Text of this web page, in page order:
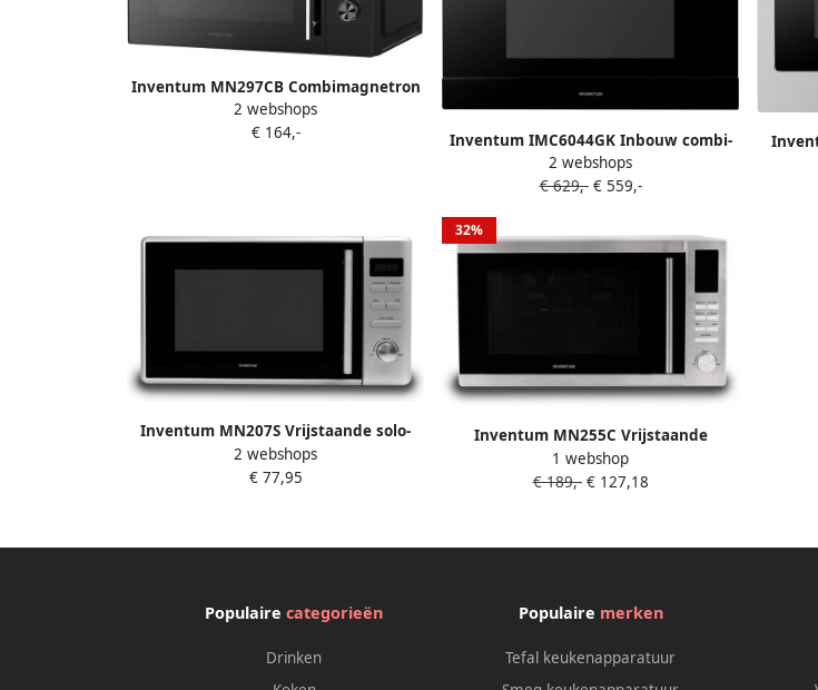
Inventum MN297CB Combimagnetron
29L 1000W Hetelucht- en grillfunctie
10 kookprogramma's 4 combistanden
2 webshops
€ 164,-
Inventum IMC6044GK Inbouw combi-
oven Hetelucht Magnetron Grill 44
liter 45 cm hoog Tot 230 graden Zwart
2 webshops
€ 629,-€ 559,-
liter
Inventum MN207S Vrijstaande solo-
magnetron 20 liter 800 watt 8
kookprogramma's RVS Zwart
2 webshops
€ 77,95
32%
Inventum MN255C Vrijstaande
combimagnetron Heteluchtoven Grill
25 liter 900 watt 10 kookprogramma's
1 webshop
€ 189,-€ 127,18
Populairecategorieën
Drinken
Populaire merken
Tefal keukenapparatuur